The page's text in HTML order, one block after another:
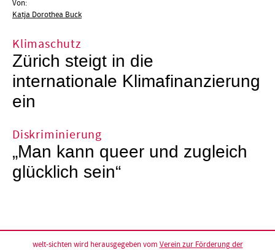
Von:
Katja Dorothea Buck
Klimaschutz
Zürich steigt in die
internationale Klimafinanzierung
ein
Diskriminierung
„Man kann queer und zugleich
glücklich sein“
welt-sichten wird herausgegeben vom Verein zur Förderung der